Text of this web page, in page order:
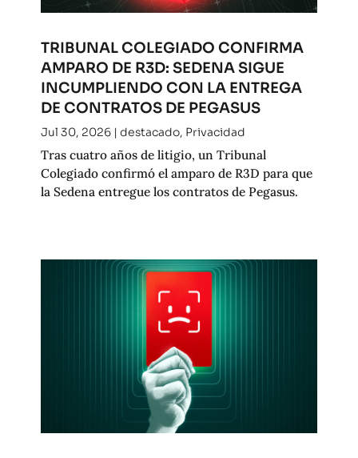
TRIBUNAL COLEGIADO CONFIRMA
AMPARO DE R3D: SEDENA SIGUE
INCUMPLIENDO CON LA ENTREGA
DE CONTRATOS DE PEGASUS
Jul 30, 2026| destacado, Privacidad
Tras cuatro años de litigio, un Tribunal
Colegiado confirmó el amparo de R3D para que
la Sedena entregue los contratos de Pegasus.